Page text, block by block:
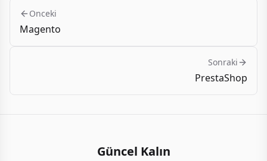
Onceki
Magento
Sonraki
PrestaShop
Güncel Kalın